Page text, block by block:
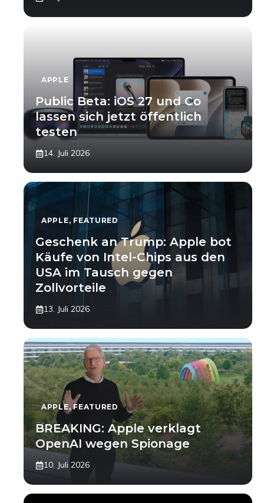
APPLE
Public Beta: iOS 27 und Co
lassen sich jetzt öffentlich
testen
14. Juli 2026
APPLE, FEATURED
Geschenk an Trump: Apple bot
Käufe von Intel-Chips aus den
USA im Tausch gegen
Zollvorteile
13. Juli 2026
APPLE,FEATURED
BREAKING: Apple verklagt
OpenAI wegen Spionage
10. Juli 2026